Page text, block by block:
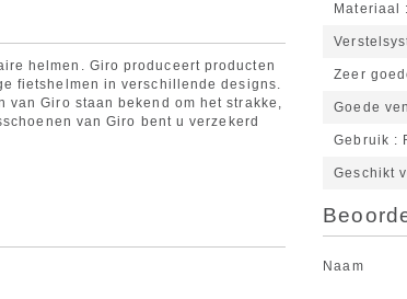
helmen. Giro produceert producten
fietshelmen in verschillende designs.
van Giro staan bekend om het strakke,
van Giro bent u verzekerd
Materiaal
Zeer
Goede
Gebruik
Geschikt
Naam